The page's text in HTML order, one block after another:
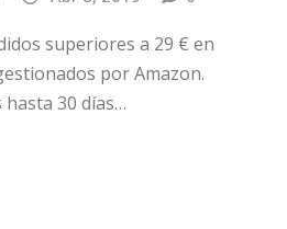
superiores a 29 € en
por Amazon.
30 días…